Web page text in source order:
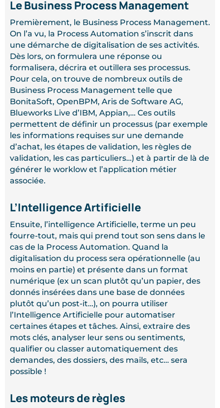
Le Business Process Management
Premièrement, le Business Process Management.
On l’a vu, la Process Automation s’inscrit dans
une démarche de digitalisation de ses activités.
Dès lors, on formulera une réponse ou
formalisera, décrira et outillera ses processus.
Pour cela, on trouve de nombreux outils de
Business Process Management telle que
BonitaSoft, OpenBPM, Aris de Software AG,
Blueworks Live d’IBM, Appian,… Ces outils
permettent de définir un processus (par exemple
les informations requises sur une demande
d’achat, les étapes de validation, les règles de
validation, les cas particuliers…) et à partir de là de
générer le worklow et l’application métier
associée.
L’Intelligence Artificielle
Ensuite, l’intelligence Artificielle, terme un peu
fourre-tout, mais qui prend tout son sens dans le
cas de la Process Automation. Quand la
digitalisation du process sera opérationnelle (au
moins en partie) et présente dans un format
numérique (ex un scan plutôt qu’un papier, des
donnés insérées dans une base de données
plutôt qu’un post-it…), on pourra utiliser
l’Intelligence Artificielle pour automatiser
certaines étapes et tâches. Ainsi, extraire des
mots clés, analyser leur sens ou sentiments,
qualifier ou classer automatiquement des
demandes, des dossiers, des mails, etc… sera
possible !
Les moteurs de règles